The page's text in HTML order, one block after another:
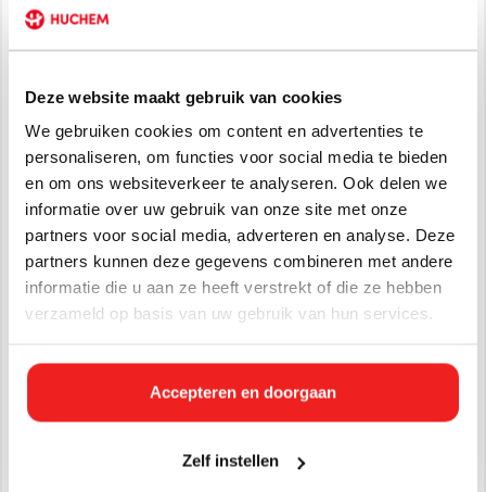
Deze website maakt gebruik van cookies
We gebruiken cookies om content en advertenties te
personaliseren, om functies voor social media te bieden
en om ons websiteverkeer te analyseren. Ook delen we
informatie over uw gebruik van onze site met onze
partners voor social media, adverteren en analyse. Deze
partners kunnen deze gegevens combineren met andere
informatie die u aan ze heeft verstrekt of die ze hebben
verzameld op basis van uw gebruik van hun services.
Accepteren en doorgaan
Zelf instellen
Stapelbaar ontwerp
logistiek, opslag en transport.
(PP), geschikt voor intensief gebruik in onder andere de
voedingsindustrie.
Kleurcodering mogelijk: leverbaar in meerdere kleuren
(zoals blauw, rood, geel, zwart) zodat je eenvoudig interne
processen visueel kunt scheiden en HACCP-richtlijnen
kunt ondersteunen.
Toepassingen
industrie, horeca of food-productie.
Voor voedselbereiding en- verwerking, waar een
afsluitbare emmer essentieel is voor hygiëne en